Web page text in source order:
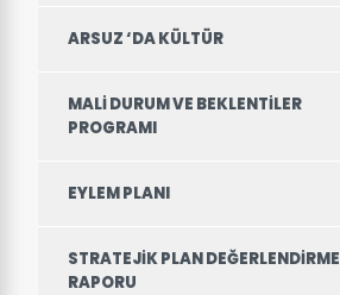
ARSUZ ‘DA KÜLTÜR
MALI DURUM VE BEKLENTILER
PROGRAMI
EYLEM PLANI
STRATEJIK PLAN DEĞERLENDIRME
RAPORU